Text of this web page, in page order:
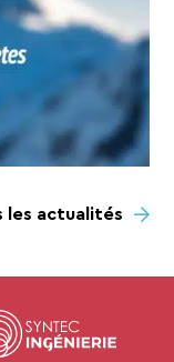
les actualités